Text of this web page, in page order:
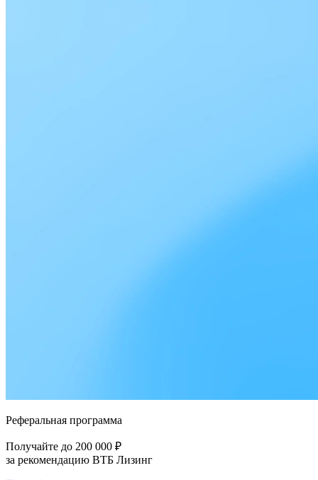
Реферальная программа
Получайте до 200 000 ₽
за рекомендацию ВТБ Лизинг